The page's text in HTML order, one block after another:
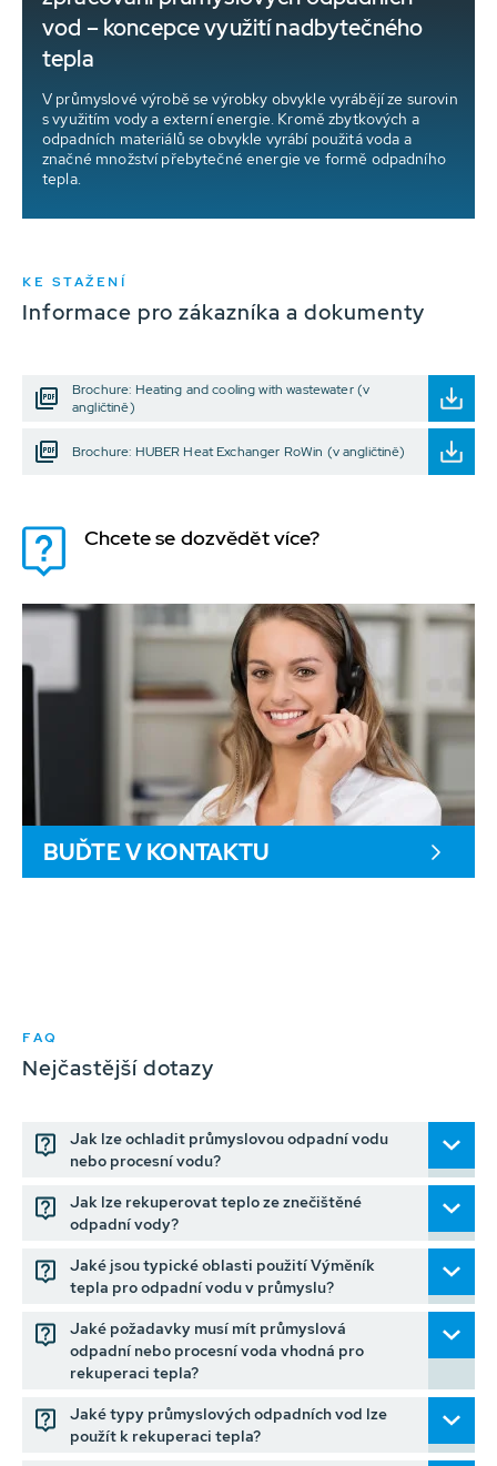
vod – koncepce využití nadbytečného
tepla
V průmyslové výrobě se výrobky obvykle vyrábějí ze surovin
s využitím vody a externí energie. Kromě zbytkových a
odpadních materiálů se obvykle vyrábí použitá voda a
značné množství přebytečné energie ve formě odpadního
tepla.
KE STAŽENÍ
Informace pro zákazníka a dokumenty
Brochure: Heating and cooling with wastewater (v
angličtině)
Brochure: HUBER Heat Exchanger RoWin (v angličtině)
Chcete se dozvědět více?
BUĎTE V KONTAKTU
FAQ
Nejčastější dotazy
Jak lze ochladit průmyslovou odpadní vodu
nebo procesní vodu?
Jak lze rekuperovat teplo ze znečištěné
odpadní vody?
Jaké jsou typické oblasti použití Výměník
tepla pro odpadní vodu v průmyslu?
Jaké požadavky musí mít průmyslová
odpadní nebo procesní voda vhodná pro
rekuperaci tepla?
Jaké typy průmyslových odpadních vod lze
použít k rekuperaci tepla?